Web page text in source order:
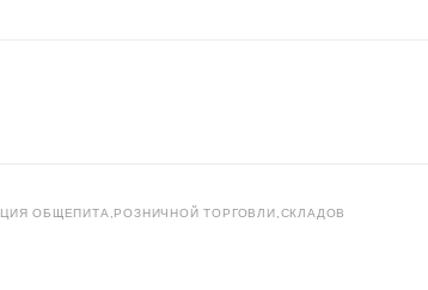
ОБЩЕПИТА,РОЗНИЧНОЙ ТОРГОВЛИ,СКЛАДОВ